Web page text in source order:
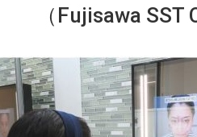
（Fujisawa SST